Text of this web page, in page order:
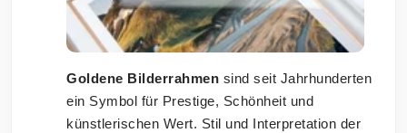
Goldene Bilderrahmen sind seit Jahrhunderten
ein Symbol für Prestige, Schönheit und
künstlerischen Wert. Stil und Interpretation der